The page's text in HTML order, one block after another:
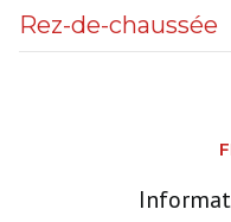
Rez-de-chaussée